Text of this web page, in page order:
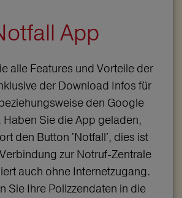
App
alle Features und Vorteile der
der Download Infos für
den Google
Haben Sie die App geladen,
den Button 'Notfall', dies ist
zur Notruf-Zentrale
auch ohne Internetzugang.
Sie Ihre Polizzendaten in die